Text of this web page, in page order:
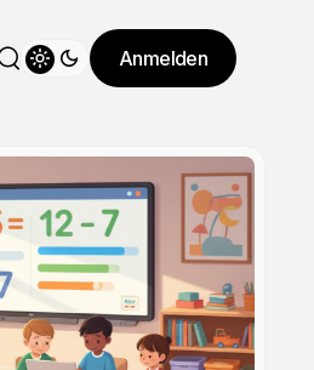
Theme wechseln
Anmelden